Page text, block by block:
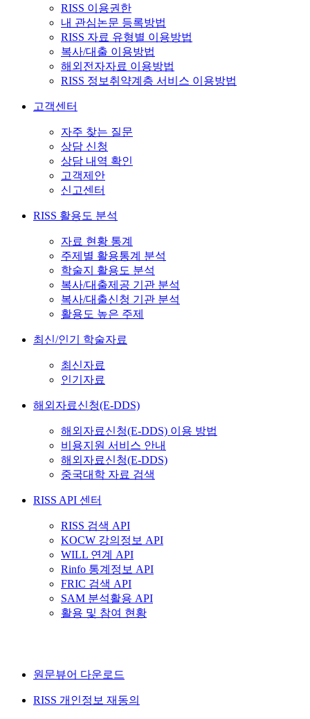
RISS 이용권한
내 관심논문 등록방법
RISS 자료 유형별 이용방법
복사/대출 이용방법
해외전자자료 이용방법
RISS 정보취약계층 서비스 이용방법
고객센터
자주 찾는 질문
상담 신청
상담 내역 확인
고객제안
신고센터
RISS 활용도 분석
자료 현황 통계
주제별 활용통계 분석
학술지 활용도 분석
복사/대출제공 기관 분석
복사/대출신청 기관 분석
활용도 높은 주제
최신/인기 학술자료
최신자료
인기자료
해외자료신청(E-DDS)
해외자료신청(E-DDS) 이용 방법
비용지원 서비스 안내
해외자료신청(E-DDS)
중국대학 자료 검색
RISS API 센터
RISS 검색 API
KOCW 강의정보 API
WILL 연계 API
Rinfo 통계정보 API
FRIC 검색 API
SAM 분석활용 API
활용 및 참여 현황
원문뷰어 다운로드
RISS 개인정보 재동의